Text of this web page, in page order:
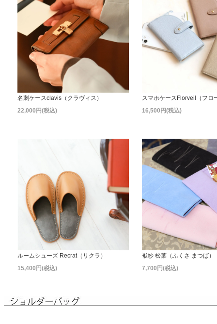
名刺ケースclavis（クラヴィス）
22,000円(税込)
スマホケースFlorveil（フロ
16,500円(税込)
ルームシューズ Recrat（リクラ）
15,400円(税込)
袱紗 松葉（ふくさ まつば）
7,700円(税込)